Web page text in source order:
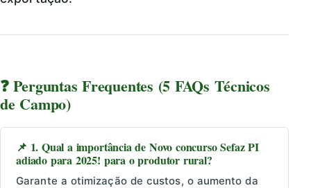
❓ Perguntas Frequentes (5 FAQs Técnicos
de Campo)
📌 1. Qual a importância de Novo concurso Sefaz PI
adiado para 2025! para o produtor rural?
Garante a otimização de custos, o aumento da